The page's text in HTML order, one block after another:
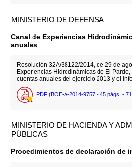
MINISTERIO DE DEFENSA
Canal de Experiencias
anuales
Resolución 32A/38122/2014, de 29 de
Experiencias Hidrodinámicas de El
cuentas anuales del ejercicio 2013 y el
PDF (BOE-A-2014-9757 - 45 págs. -
MINISTERIO DE HACIENDA Y
PÚBLICAS
Procedimientos de declaración de